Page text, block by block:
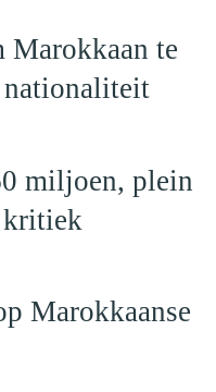
te
miljoen, plein
Marokkaanse